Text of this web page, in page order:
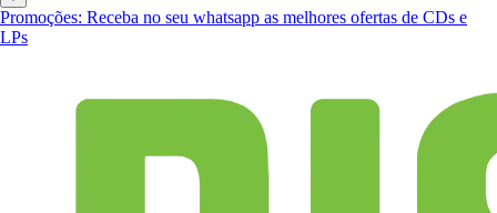
Promoções: Receba no seu whatsapp as melhores ofertas de CDs e
LPs